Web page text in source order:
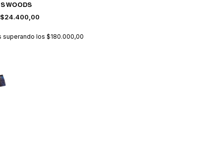
WOODS
$24.400,00
superando los $180.000,00